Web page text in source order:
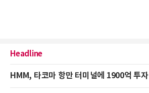
Headline
HMM, 타코마 항만 터미널에 1900억 투자